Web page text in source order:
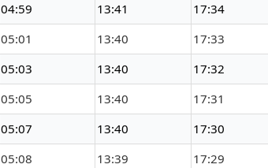
04:59 13:41 17:34
05:01 13:40 17:33
05:03 13:40 17:32
05:05 13:40 17:31
05:07 13:40 17:30
05:08 13:39 17:29